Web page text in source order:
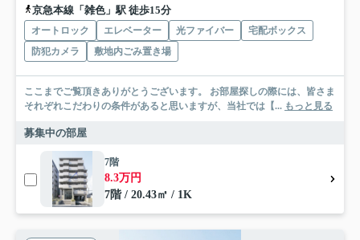
京急本線「雑色」駅 徒歩15分
オートロック エレベーター 光ファイバー
宅配ボックス
防犯カメラ
敷地内ごみ置き場
ここまでご覧頂きありがとうございます。 お部屋探しの際には、皆さま
それぞれこだわりの条件があると思いますが、当社では【... もっと見る
募集中の部屋
7階
8.3万円
7階 / 20.43㎡ / 1K